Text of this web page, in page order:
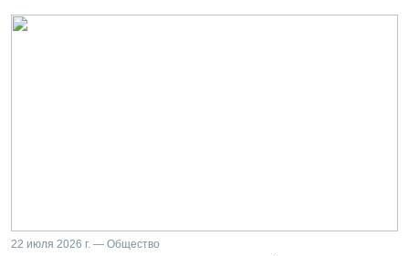
22 июля 2026 г. — Общество